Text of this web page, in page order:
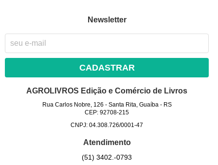
Newsletter
CADASTRAR
AGROLIVROS Edição e Comércio de Livros
Rua Carlos Nobre, 126 - Santa Rita, Guaíba- RS
CEP: 92708-215
CNPJ: 04.308.726/0001-47
Atendimento
(51) 3402.-0793